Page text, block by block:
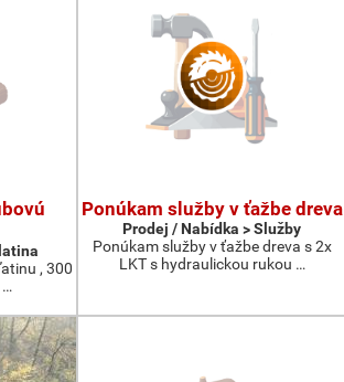
, 300
…
Ponúkam služby v ťažbe dreva
Prodej / Nabídka > Služby
Ponúkam služby v ťažbe dreva s 2x
LKT s hydraulickou rukou …